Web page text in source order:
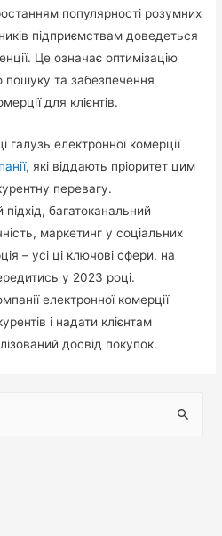
популярності розумних
підприємствам доведеться
Це означає оптимізацію
пошуку та забезпечення
для клієнтів.
електронної комерції
, які віддають пріоритет цим
перевагу.
багатоканальний
маркетинг у соціальних
– усі ці ключові сфери, на
у 2023 році.
електронної комерції
і надати клієнтам
досвід покупок.